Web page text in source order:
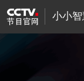
小小